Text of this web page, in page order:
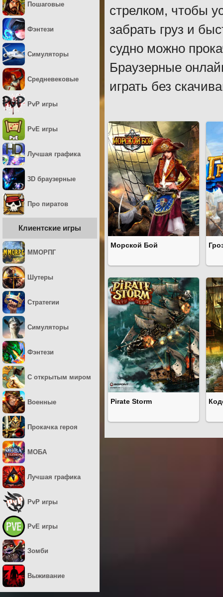
стрелком, чтобы
забрать груз и
судно можно
Браузерные
играть без
Морской Бой
Pirate Storm
Пошаговые
Фэнтези
Симуляторы
Средневековые
PvP игры
PvE игры
Лучшая графика
3D браузерные
Про пиратов
Клиентские игры
ММОРПГ
Шутеры
Стратегии
Симуляторы
Фэнтези
С открытым миром
Военные
Прокачка героя
МОБА
Лучшая графика
PvP игры
PvE игры
Зомби
Выживание